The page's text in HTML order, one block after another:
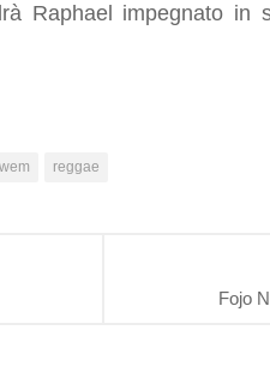
Raphael impegnato in
reggae
Fojo